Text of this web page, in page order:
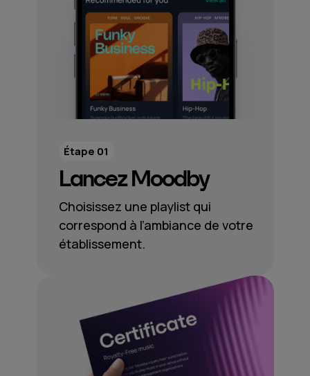
Lancez Moodby
Choisissez une playlist qui
correspond à l’ambiance de votre
établissement.
Étape 01